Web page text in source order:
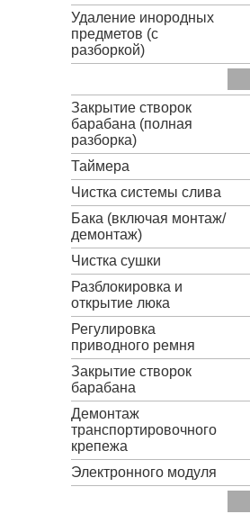
Удаление инородных
предметов (с
разборкой)
Закрытие створок
барабана (полная
разборка)
Таймера
Чистка системы слива
Бака (включая монтаж/
демонтаж)
Чистка сушки
Разблокировка и
открытие люка
Регулировка
приводного ремня
Закрытие створок
барабана
Демонтаж
транспортировочного
крепежа
Электронного модуля